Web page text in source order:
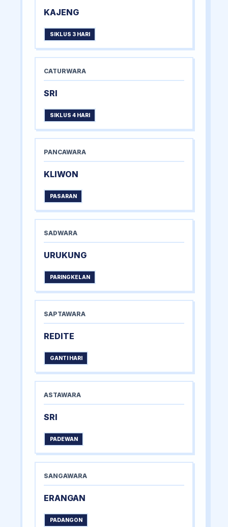
KAJENG
SIKLUS 3 HARI
CATURWARA
SRI
SIKLUS 4 HARI
PANCAWARA
KLIWON
PASARAN
SADWARA
URUKUNG
PARINGKELAN
SAPTAWARA
REDITE
GANTI HARI
ASTAWARA
SRI
PADEWAN
SANGAWARA
ERANGAN
PADANGON